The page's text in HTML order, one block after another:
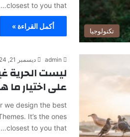
تكنولوجيا
closest to you that…
أكمل القراءة »
admin ديسمبر 21, 2024
ليست الحرية
على اختيار
we design the best
It’s the ones
closest to you that…